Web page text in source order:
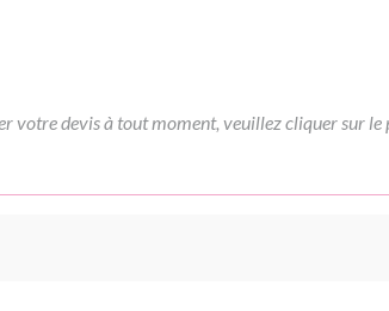
votre devis à tout moment, veuillez cliquer sur le